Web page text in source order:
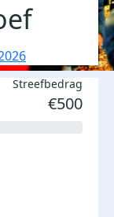
Streefbedrag
€500